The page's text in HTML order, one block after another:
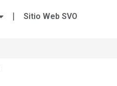
Sitio Web SVO